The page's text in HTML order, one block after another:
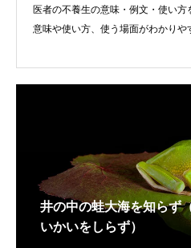
医者の不養生の意味・例文・使い方
意味や使い方、使う場面がわかりや
井の中の蛙大海を知らず
いかいをしらず）